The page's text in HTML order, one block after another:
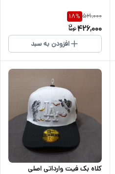
521,000
18%
426,000
افزودن به سبد
کلاه بک فیت وارداتی اصلی